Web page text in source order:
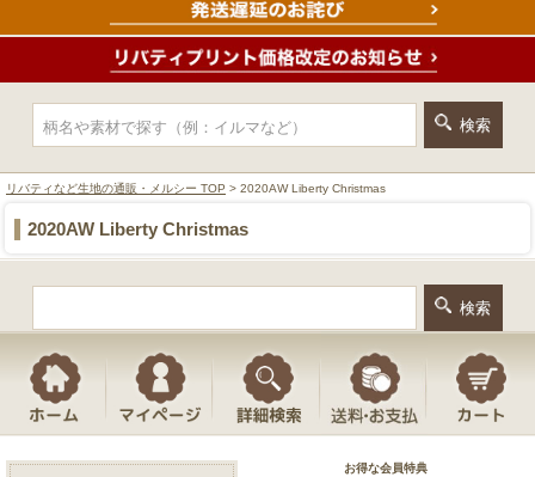
リバティなど生地の通販・メルシー TOP > 2020AW Liberty Christmas
2020AW Liberty Christmas
お得な会員特典